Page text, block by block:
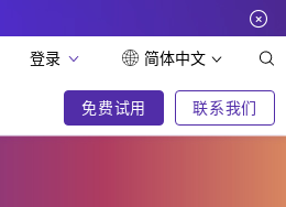
登录
简体中文
免费试用 联系我们